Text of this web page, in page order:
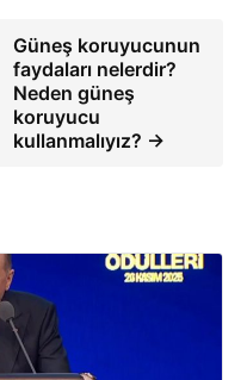
Güneş koruyucunun
faydaları nelerdir?
Neden güneş
koruyucu
kullanmalıyız? →